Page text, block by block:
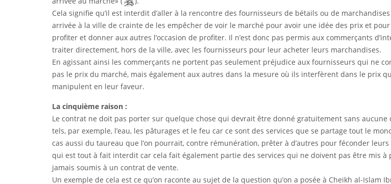
Cela signifie qu’il est interdit d’aller à la rencontre des fournisseurs de bétails ou de
arrivée à la ville de crainte de les empêcher de voir le marché pour avoir une idée des prix et
profiter et donner aux autres l’occasion de profiter. Il n’est donc pas permis aux commerçants
traiter directement, hors de la ville, avec les fournisseurs pour leur acheter leurs marchandises.
En agissant ainsi les commerçants ne portent pas seulement préjudice aux fournisseurs qui ne
pas le prix du marché, mais également aux autres dans la mesure où ils interfèrent dans le prix
manipulent en leur faveur.
La cinquième raison :
Le contrat ne doit pas porter sur quelque chose qui devrait être donné gratuitement sans aucune
tels, par exemple, l’eau, les pâturages et le feu car ce sont des services que se partage tout le
cas aussi du taureau que l’on pourrait, contre rémunération, prêter à d’autres pour féconder leurs
qui est tout à fait interdit car cela fait également partie des services qui ne doivent pas être mis à
jamais soumis à un contrat de vente.
Un exemple de cela est ce qu’on raconte au sujet de la question qu’on a posée à Cheikh al-Islam